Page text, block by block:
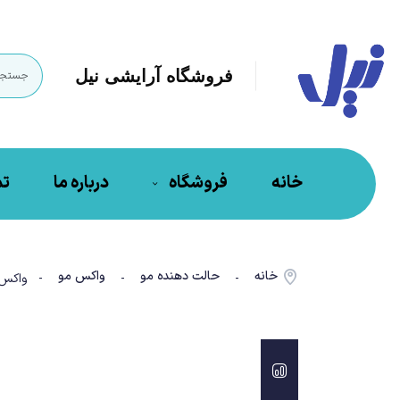
فروشگاه آرایشی نیل
خانه فروشگاه درباره ما
خانه - حالت دهنده مو - واکس مو - واکس مو